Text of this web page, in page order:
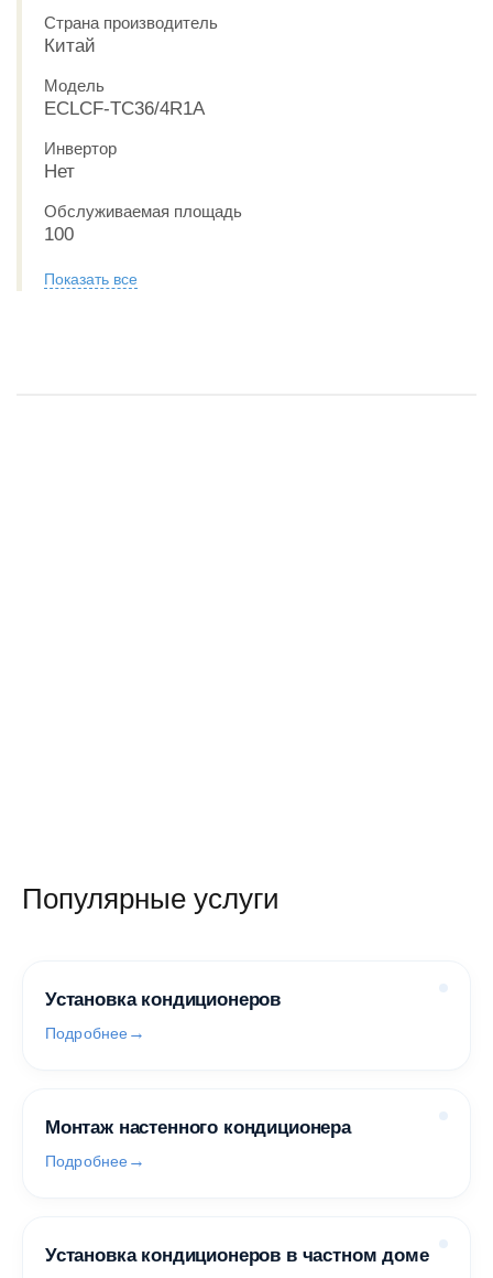
Страна производитель
Китай
Модель
ECLCF-TC36/4R1A
Инвертор
Нет
Обслуживаемая площадь
100
Показать все
Популярные услуги
Установка кондиционеров
Подробнее
Монтаж настенного кондиционера
Подробнее
Установка кондиционеров в частном доме